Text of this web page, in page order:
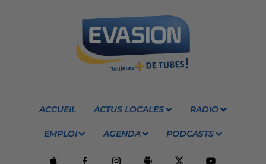
ACCUEIL ACTUS LOCALES RADIO
EMPLOI AGENDA PODCASTS